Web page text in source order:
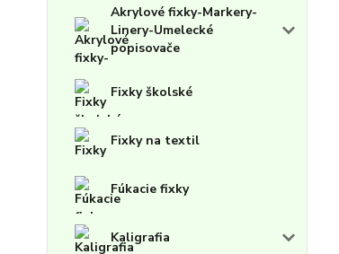
Akrylové fixky-Markery-
Linery-Umelecké
popisovače
Fixky školské
Fixky na textil
Fúkacie fixky
Kaligrafia